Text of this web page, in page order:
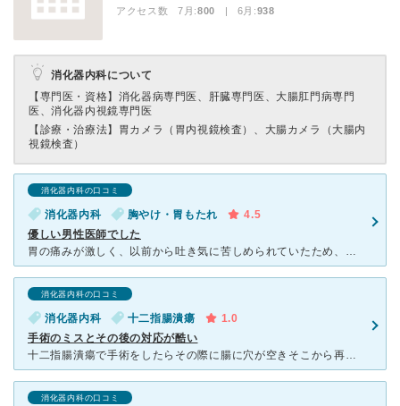
アクセス数 7月:800 | 6月:938
消化器内科について
【専門医・資格】 消化器病専門医、肝臓専門医、大腸肛門病専門
医、消化器内視鏡専門医
【診療・治療法】 胃カメラ（胃内視鏡検査）、大腸カメラ（大腸内
視鏡検査）
消化器内科の口コミ
消化器内科 胸やけ・胃もたれ
4.5
優しい男性医師でした
胃の痛みが激しく、以前から吐き気に苦しめられていたため、内科を受診しました。初診で紹介状を持っていなかったため、朝の8時過ぎに病院に行き、番号を呼ばれるのを待っていましたが、2時間ほど番号が呼ばれるこ
消化器内科の口コミ
消化器内科 十二指腸潰瘍
1.0
手術のミスとその後の対応が酷い
十二指腸潰瘍で手術をしたらその際に腸に穴が空きそこから再手術、その後に脳梗塞 手術時は深夜に呼び出すのに本人の意識が戻った際などにはなんの連絡もよこさずこちらから面会に行ったときに知る しかも事
消化器内科の口コミ